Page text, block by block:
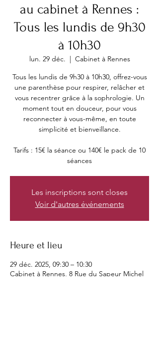
au cabinet à Rennes :
Tous les lundis de 9h30
à 10h30
lun. 29 déc.
Cabinet à Rennes
Tous les lundis de 9h30 à 10h30, offrez-vous
une parenthèse pour respirer, relâcher et
vous recentrer grâce à la sophrologie. Un
moment tout en douceur, pour vous
reconnecter à vous-même, en toute
simplicité et bienveillance.
Tarifs : 15€ la séance ou 140€ le pack de 10
séances
Les inscriptions sont closes
Voir d'autres événements
Heure et lieu
29 déc. 2025, 09:30 – 10:30
Cabinet à Rennes, 8 Rue du Sapeur Michel